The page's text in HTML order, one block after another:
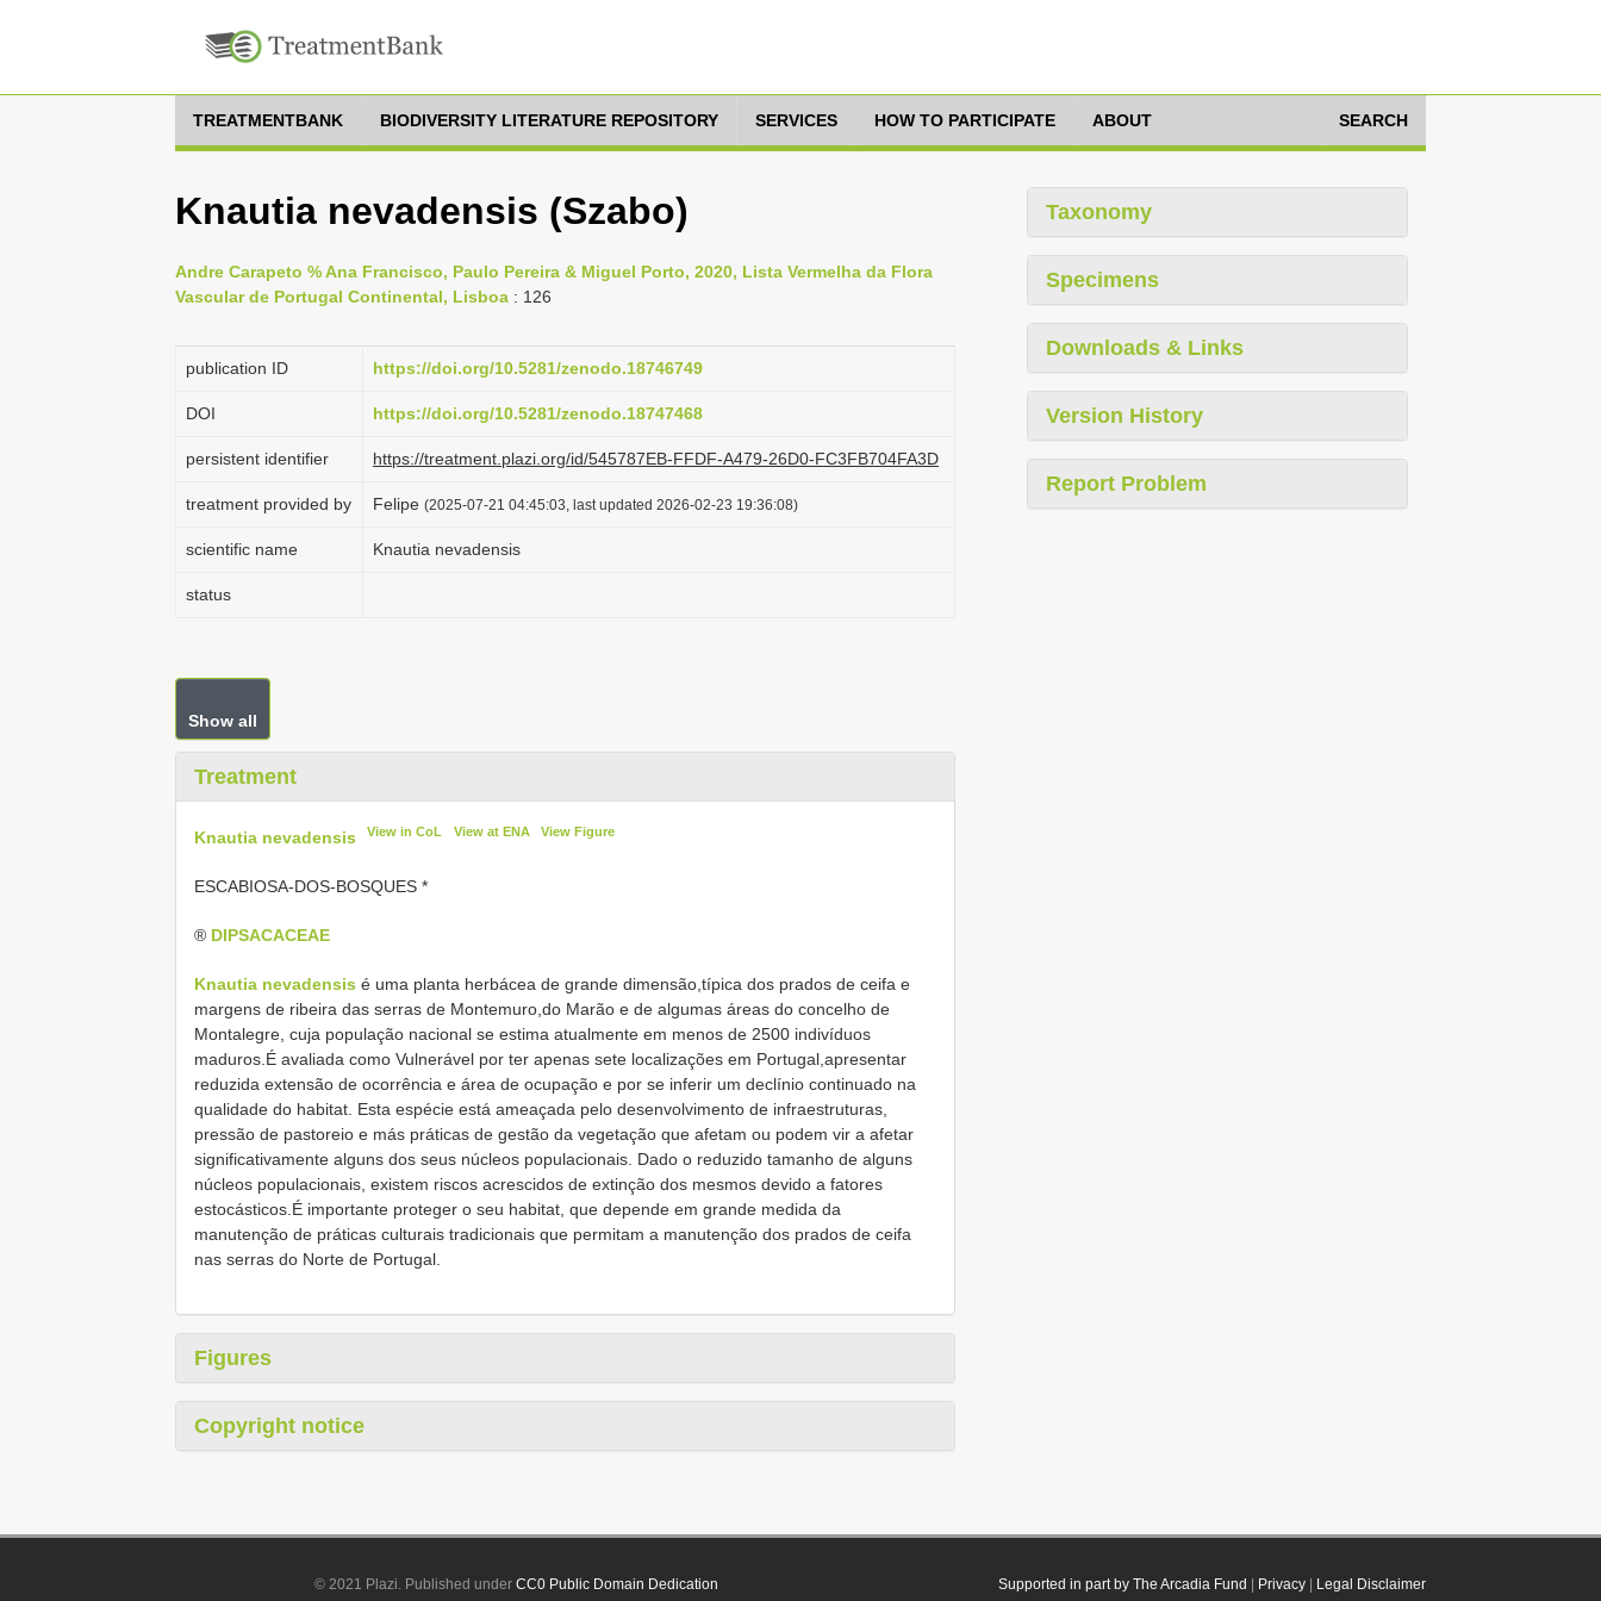
TREATMENTBANK BIODIVERSITY LITERATURE REPOSITORY SERVICES HOW TO PARTICIPATE ABOUT SEARCH
Knautia nevadensis (Szabo)
Andre Carapeto % Ana Francisco, Paulo Pereira & Miguel Porto, 2020, Lista Vermelha da Flora
Vascular de Portugal Continental, Lisboa : 126
publication ID https://doi.org/10.5281/zenodo.18746749
DOI https://doi.org/10.5281/zenodo.18747468
persistent identifier https://treatment.plazi.org/id/545787EB-FFDF-A479-26D0-FC3FB704FA3D
treatment provided by Felipe (2025-07-21 04:45:03, last updated 2026-02-23 19:36:08)
scientific name Knautia nevadensis
status
Show all
Treatment
Knautia nevadensis View in CoL View at ENA View Figure
ESCABIOSA-DOS-BOSQUES *
® DIPSACACEAE
Knautia nevadensis é uma planta herbácea de grande dimensão,típica dos prados de ceifa e
margens de ribeira das serras de Montemuro,do Marão e de algumas áreas do concelho de
Montalegre, cuja população nacional se estima atualmente em menos de 2500 indivíduos
maduros.É avaliada como Vulnerável por ter apenas sete localizações em Portugal,apresentar
reduzida extensão de ocorrência e área de ocupação e por se inferir um declínio continuado na
qualidade do habitat. Esta espécie está ameaçada pelo desenvolvimento de infraestruturas,
pressão de pastoreio e más práticas de gestão da vegetação que afetam ou podem vir a afetar
significativamente alguns dos seus núcleos populacionais. Dado o reduzido tamanho de alguns
núcleos populacionais, existem riscos acrescidos de extinção dos mesmos devido a fatores
estocásticos.É importante proteger o seu habitat, que depende em grande medida da
manutenção de práticas culturais tradicionais que permitam a manutenção dos prados de ceifa
nas serras do Norte de Portugal.
Figures
Copyright notice
Taxonomy
Specimens
Downloads & Links
Version History
Report Problem
Supported in part by The Arcadia Fund Privacy| Legal Disclaimer
© 2021 Plazi. Published underCC0 Public Domain Dedication